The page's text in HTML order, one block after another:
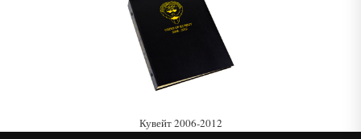
Кувейт 2006-2012